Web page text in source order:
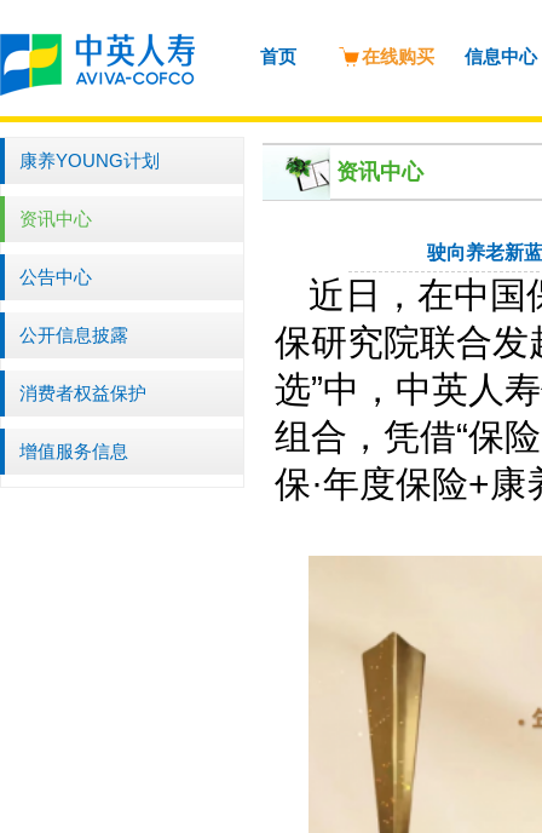
首页 在线购买 信息中心
康养YOUNG计划
资讯中心
公告中心
公开信息披露
消费者权益保护
增值服务信息
资讯中心
驶向养老新
近日，在中国
保研究院联合发
选”中，中英人
组合，凭借“保
保·年度保险+康